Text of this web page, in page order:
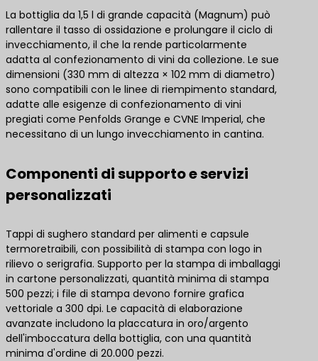
La bottiglia da 1,5 l di grande capacità (Magnum) può
rallentare il tasso di ossidazione e prolungare il ciclo di
invecchiamento, il che la rende particolarmente
adatta al confezionamento di vini da collezione. Le sue
dimensioni (330 mm di altezza × 102 mm di diametro)
sono compatibili con le linee di riempimento standard,
adatte alle esigenze di confezionamento di vini
pregiati come Penfolds Grange e CVNE Imperial, che
necessitano di un lungo invecchiamento in cantina.
Componenti di supporto e servizi
personalizzati
Tappi di sughero standard per alimenti e capsule
termoretraibili, con possibilità di stampa con logo in
rilievo o serigrafia. Supporto per la stampa di imballaggi
in cartone personalizzati, quantità minima di stampa
500 pezzi; i file di stampa devono fornire grafica
vettoriale a 300 dpi. Le capacità di elaborazione
avanzate includono la placcatura in oro/argento
dell'imboccatura della bottiglia, con una quantità
minima d'ordine di 20.000 pezzi.